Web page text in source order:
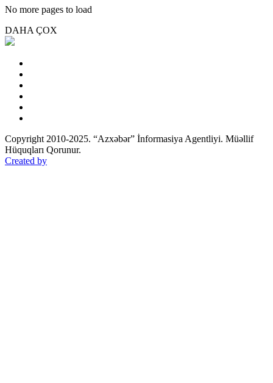
No more pages to load
DAHA ÇOX
Copyright 2010-2025. “Azxəbər” İnformasiya Agentliyi. Müəllif
Hüquqları Qorunur.
Created by